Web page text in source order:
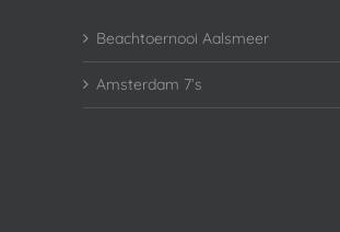
Beachtoernooi Aalsmeer
Amsterdam 7’s